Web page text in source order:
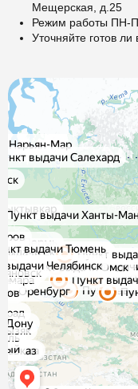
Мещерская, д.25
Режим работы ПН-
Уточняйте готов ли